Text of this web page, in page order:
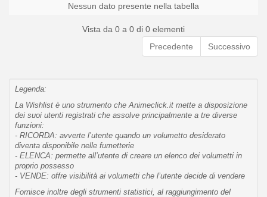
Nessun dato presente nella tabella
Vista da 0 a 0 di 0 elementi
Precedente
Successivo
Legenda:
La Wishlist è uno strumento che Animeclick.it mette a disposizione
dei suoi utenti registrati che assolve principalmente a tre diverse
funzioni:
- RICORDA: avverte l’utente quando un volumetto desiderato
diventa disponibile nelle fumetterie
- ELENCA: permette all’utente di creare un elenco dei volumetti in
proprio possesso
- VENDE: offre visibilità ai volumetti che l’utente decide di vendere
Fornisce inoltre degli strumenti statistici, al raggiungimento del